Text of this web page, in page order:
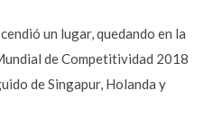
un lugar, quedando en la
de Competitividad 2018
de Singapur, Holanda y